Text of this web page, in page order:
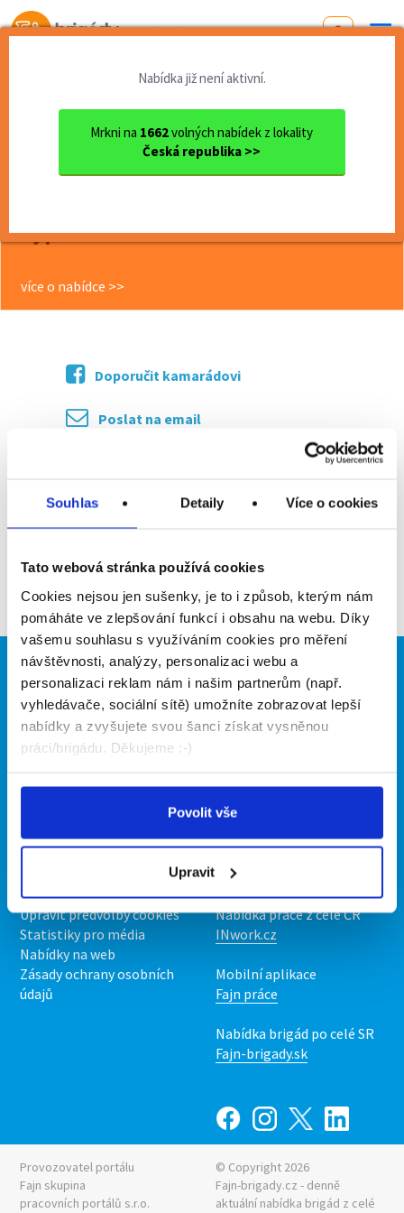
Souhlas Detaily Více o cookies
Tato webová stránka používá cookies
Cookies nejsou jen sušenky, je to i způsob, kterým nám
pomáháte ve zlepšování funkcí i obsahu na webu. Díky
vašemu souhlasu s využíváním cookies pro měření
návštěvnosti, analýzy, personalizaci webu a
personalizaci reklam nám i našim partnerům (např.
vyhledávače, sociální sítě) umožníte zobrazovat lepší
nabídky a zvyšujete svou šanci získat vysněnou
práci/brigádu. Děkujeme :-)
Povolit vše
Upravit
Od první brigády
Nabídka již není aktivní.
Mrkni na 1662volných nabídek z lokality
Česká republika >>
Středočeský kraj okres Kladno
Skladník řidič VZV 190 Kč/h...
Skladník řidič VZV 190 Kč/h čistého,
vyplácení
více o nabídce >>
Doporučit kamarádovi
Poslat na email
Přidat do oblíbených
Zpět
Brigádníci
Články
Hledané brigády
Firmy
Vložit inzerát
Ceník
Kontakt
Podmínky
Upravit předvolby cookies
Statistiky pro média
Nabídky na web
Zásady ochrany osobních
údajů
Naše další projekty
Fajn brigády
Nabídka práce z celé ČR
INwork.cz
Mobilní aplikace
Fajn práce
Nabídka brigád po celé SR
Fajn-brigady.sk
Provozovatel portálu
Fajn skupina
pracovních portálů s.r.o.
© Copyright 2026
Fajn-brigady.cz - denně
aktuální nabídka brigád z celé